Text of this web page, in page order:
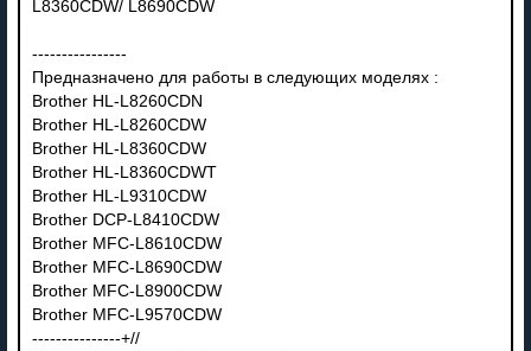
L8360CDW/ L8690CDW
----------------
Предназначено для работы в следующих моделях :
Brother HL-L8260CDN
Brother HL-L8260CDW
Brother HL-L8360CDW
Brother HL-L8360CDWT
Brother HL-L9310CDW
Brother DCP-L8410CDW
Brother MFC-L8610CDW
Brother MFC-L8690CDW
Brother MFC-L8900CDW
Brother MFC-L9570CDW
---------------+//